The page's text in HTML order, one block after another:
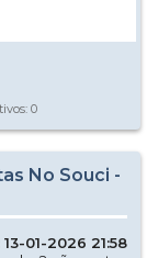
0
No Souci -
01-2026 21:58